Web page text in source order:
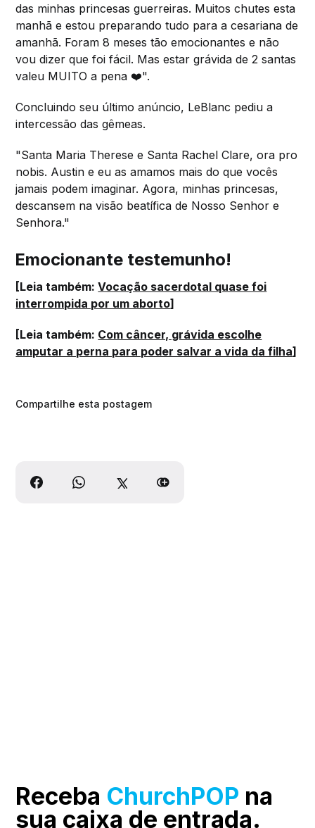
das minhas princesas guerreiras. Muitos chutes esta
manhã e estou preparando tudo para a cesariana de
amanhã. Foram 8 meses tão emocionantes e não
vou dizer que foi fácil. Mas estar grávida de 2 santas
valeu MUITO a pena ❤️".
Concluindo seu último anúncio, LeBlanc pediu a
intercessão das gêmeas.
"Santa Maria Therese e Santa Rachel Clare, ora pro
nobis. Austin e eu as amamos mais do que vocês
jamais podem imaginar. Agora, minhas princesas,
descansem na visão beatífica de Nosso Senhor e
Senhora."
Emocionante testemunho!
[Leia também:Vocação sacerdotal quase foi
interrompida por um aborto]
[Leia também: Com câncer, grávida escolhe
amputar a perna para poder salvar a vida da filha]
Compartilhe esta postagem
Receba ChurchPOP na
sua caixa de entrada.